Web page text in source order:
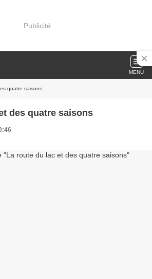
Publicité
MENU
quatre saisons
des quatre saisons